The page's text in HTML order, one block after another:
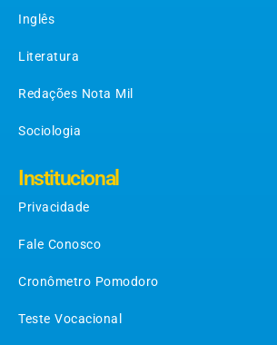
Inglês
Literatura
Redações Nota Mil
Sociologia
Institucional
Privacidade
Fale Conosco
Cronômetro Pomodoro
Teste Vocacional